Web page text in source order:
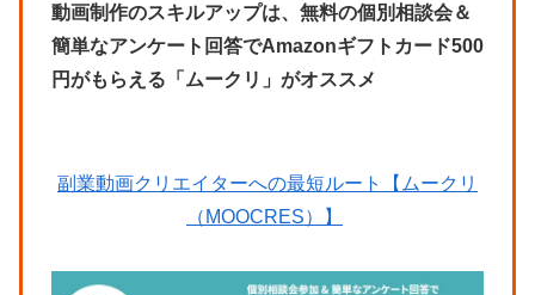
動画制作のスキルアップは、無料の個別相談会＆
簡単なアンケート回答でAmazonギフトカード500
円がもらえる「ムークリ」がオススメ
副業動画クリエイターへの最短ルート【ムークリ
（MOOCRES）】